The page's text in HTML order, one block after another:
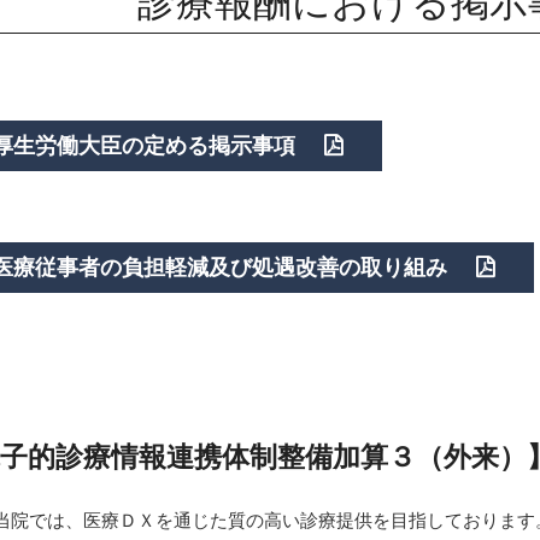
生労働大臣の定める掲示事項
療従事者の負担軽減及び処遇改善の取り組み
的診療情報連携体制整備加算３（外来）】
院では、医療ＤＸを通じた質の高い診療提供を目指しております